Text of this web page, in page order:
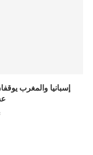
إسبانيا والمغرب